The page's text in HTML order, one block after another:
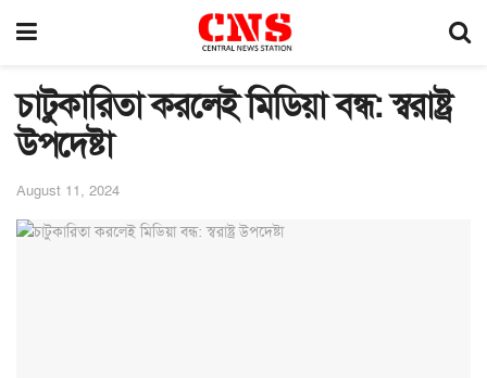
চাটুকারিতা করলেই মিডিয়া বন্ধ: স্বরাষ্ট্র
উপদেষ্টা
August 11, 2024